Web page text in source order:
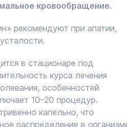
кровообращение.
рекомендуют при апатии,
в стационаре под
курса лечения
особенностей
10–20 процедур.
капельно, что
распределение в